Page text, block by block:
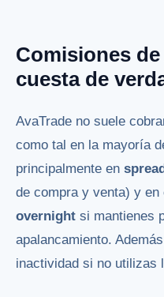
Comisiones
cuesta de
AvaTrade no suele
como tal en la mayoría
principalmente en
de compra y venta) y en
overnight si mantienes
apalancamiento.
inactividad si no utilizas